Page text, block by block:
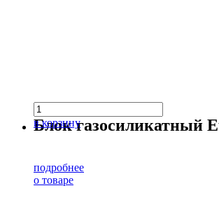
в корзину
Блок газосиликатный
подробнее
о товаре